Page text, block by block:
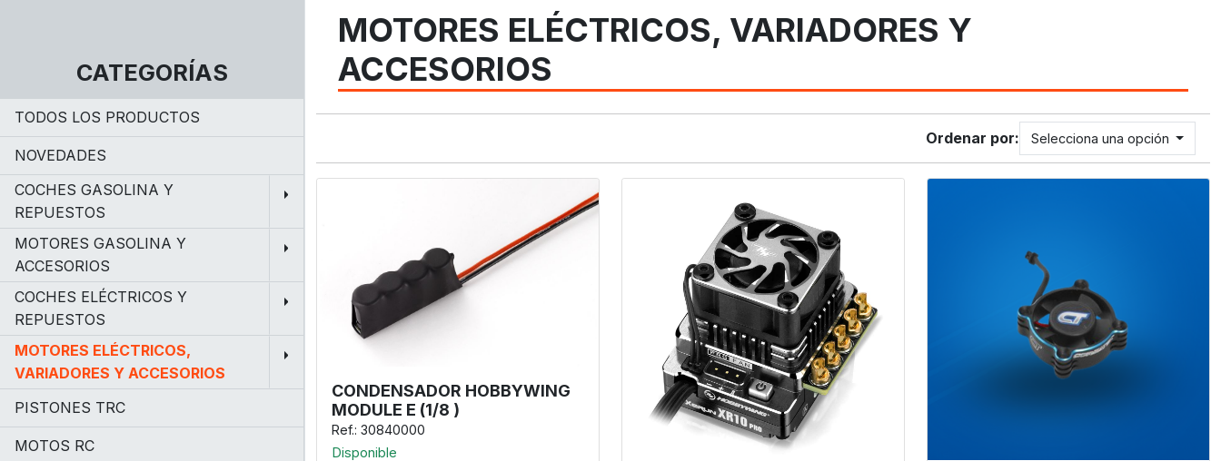
CATEGORÍAS
TODOS LOS PRODUCTOS
NOVEDADES
COCHES GASOLINA Y
REPUESTOS
MOTORES GASOLINA Y
ACCESORIOS
COCHES ELÉCTRICOS Y
REPUESTOS
MOTORES ELÉCTRICOS,
VARIADORES Y ACCESORIOS
PISTONES TRC
MOTOS RC
MOTORES ELÉCTRICOS, VARIADORES Y
ACCESORIOS
Ordenar por: Selecciona una opción
CONDENSADOR HOBBYWING
MODULE E (1/8 )
Ref.: 30840000
Disponible